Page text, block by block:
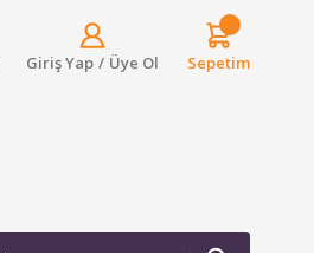
Giriş Yap / Üye Ol Sepetim